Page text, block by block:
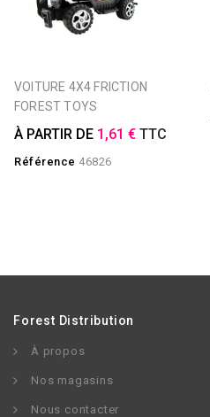
VOITURE 4X4 FRICTION
FOREST TOYS
À PARTIR DE 1,61 € TTC
Référence 46826
Forest Distribution
À propos
Nos magasins
Nous contacter